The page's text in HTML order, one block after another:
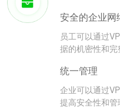
安全的企业网
员工可以通过
据的机密性和完
统一管理
企业可以通过
提高安全性和管